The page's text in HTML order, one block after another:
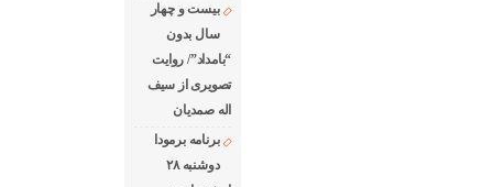
بیست و چهار
سال بدون
“بامداد”/ روایت
تصویری از سیف
اله صمدیان
برنامه برمودا
دوشنبه ۲۸